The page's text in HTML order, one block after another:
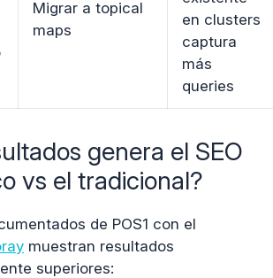
Migrar a topical
maps
en clusters
captura
más
queries
genera el SEO
vs el tradicional?
de POS1 con el
muestran resultados
superiores: